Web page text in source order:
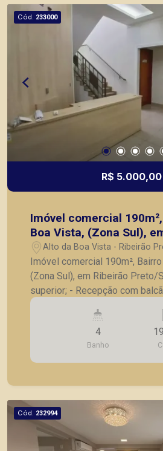
Preto.
Cód. 233000
R$ 5.000,00
Imóvel comercial
Boa Vista, (Zona Sul),
Preto/SP.
Alto da Boa Vista - Ribeirão
Imóvel comercial 190m²,
(Zona Sul), em Ribeirão Preto/SP. -
superior; - Recepção com
Salão amplo dividido com 7
- Ar-condicionado; - Copa; -
em rua de grande fluxo. A Piramid tem como
objetivo atender seus clientes
segurança, em locação,
4
Banho
Cód. 232994